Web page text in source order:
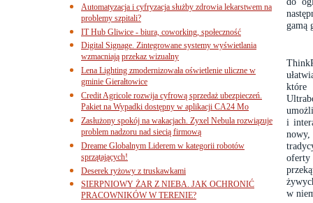
gamą
które
i
nowy,
oferty
w
Automatyzacja i cyfryzacja służby zdrowia lekarstwem na
problemy szpitali?
IT Hub Gliwice - biura, coworking, społeczność
Digital Signage. Zintegrowane systemy wyświetlania
wzmacniają przekaz wizualny
Lena Lighting zmodernizowała oświetlenie uliczne w
gminie Gierałtowice
Credit Agricole rozwija cyfrową sprzedaż ubezpieczeń.
Pakiet na Wypadki dostępny w aplikacji CA24 Mo
Zasłużony spokój na wakacjach. Zyxel Nebula rozwiązuje
problem nadzoru nad siecią firmową
Dreame Globalnym Liderem w kategorii robotów
sprzątających!
Deserek ryżowy z truskawkami
SIERPNIOWY ŻAR Z NIEBA. JAK OCHRONIĆ
PRACOWNIKÓW W TERENIE?